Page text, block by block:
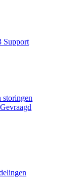
Support
storingen
Gevraagd